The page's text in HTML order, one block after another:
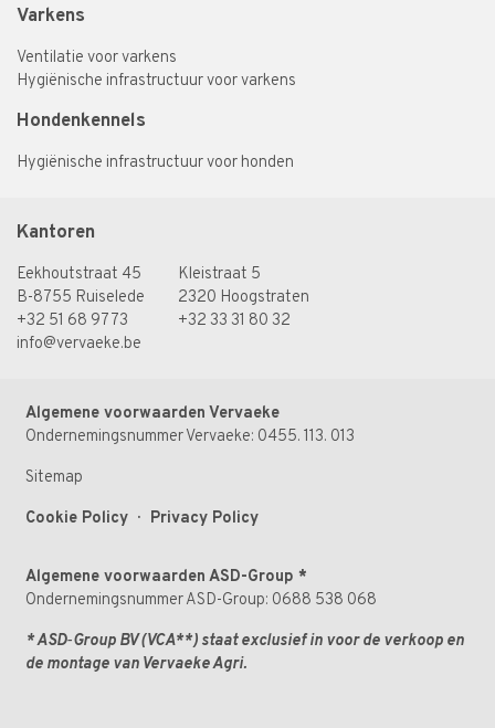
Varkens
Ventilatie voor varkens
Hygiënische infrastructuur voor varkens
Hondenkennels
Hygiënische infrastructuur voor honden
Kantoren
Eekhoutstraat 45
B-8755 Ruiselede
+32 51 68 97 73
info@vervaeke.be
Kleistraat 5
2320 Hoogstraten
+32 33 31 80 32
Algemene voorwaarden Vervaeke
Ondernemingsnummer Vervaeke: 0455. 113. 013
Sitemap
Cookie Policy · Privacy Policy
Algemene voorwaarden ASD-Group *
Ondernemingsnummer ASD-Group: 0688 538 068
* ASD‑Group BV (VCA**) staat exclusief in voor de verkoop en
de montage van Vervaeke Agri.